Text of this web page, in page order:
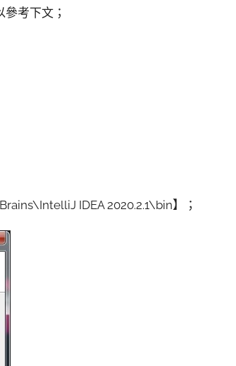
考下文；
IDEA 2020.2.1\bin】；